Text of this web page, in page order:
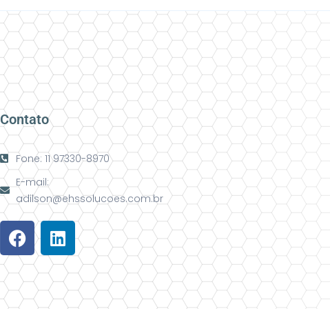
Contato
Fone: 11 97330-8970
E-mail:
adilson@ehssolucoes.com.br